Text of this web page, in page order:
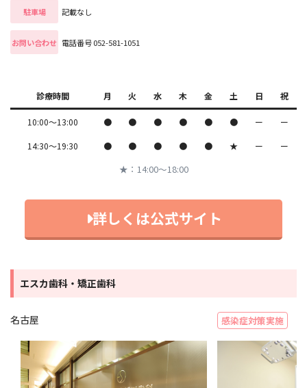
駐車場 記載なし
お問い合わせ 電話番号 052-581-1051
診療時間 月 火 水 木 金 土 日 祝
10:00〜13:00 ● ● ● ● ● ● ー ー
14:30〜19:30 ● ● ● ● ● ★ ー ー
★：14:00〜18:00
詳しくは公式サイト
エスカ歯科・矯正歯科
感染症対策実施
名古屋